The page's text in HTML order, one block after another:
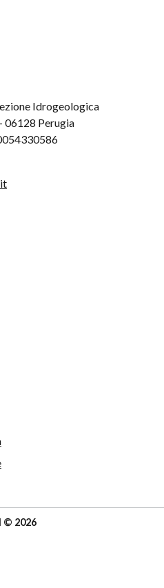
Idrogeologica
06128 Perugia
© 2026